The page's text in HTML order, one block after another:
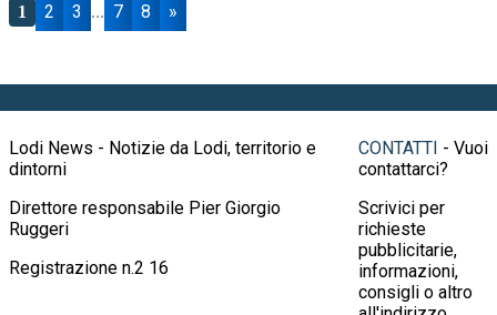
1 2 3 ... 7 8 »
Lodi News - Notizie da Lodi, territorio e
dintorni
Direttore responsabile Pier Giorgio
Ruggeri
Registrazione n.2 16
CONTATTI - Vuoi
contattarci?
Scrivici per
richieste
pubblicitarie,
informazioni,
consigli o altro